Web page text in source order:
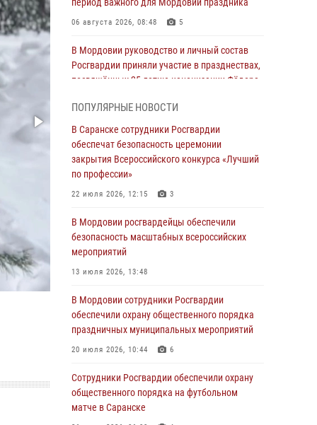
06 августа 2026, 08:48 5
В Мордовии руководство и личный состав
Росгвардии приняли участие в празднествах,
посвящённых 25-летию канонизации Фёдора
В Саранске сотрудники Росгвардии
задержали дебошира, повредившего
имущество в кафе
06 августа 2026, 07:03
В Саранске по обращению жителей
правоохранители отреагировали
незамедлительно
05 августа 2026, 15:04
В Саранске сотрудники Росгвардии
задержали мужчину, подозреваемого в
причинении телесных повреждений супруге
05 августа 2026, 12:34
Росгвардейцы обеспечили общественную
безопасность во время проведения
масштабного праздника в Темникове
ПОПУЛЯРНЫЕ НОВОСТИ
В Саранске сотрудники Росгвардии
обеспечат безопасность церемонии
закрытия Всероссийского конкурса «Лучший
по профессии»
22 июля 2026, 12:15 3
В Мордовии росгвардейцы обеспечили
безопасность масштабных всероссийских
мероприятий
13 июля 2026, 13:48
В Мордовии сотрудники Росгвардии
обеспечили охрану общественного порядка
праздничных муниципальных мероприятий
20 июля 2026, 10:44 6
Сотрудники Росгвардии обеспечили охрану
общественного порядка на футбольном
матче в Саранске